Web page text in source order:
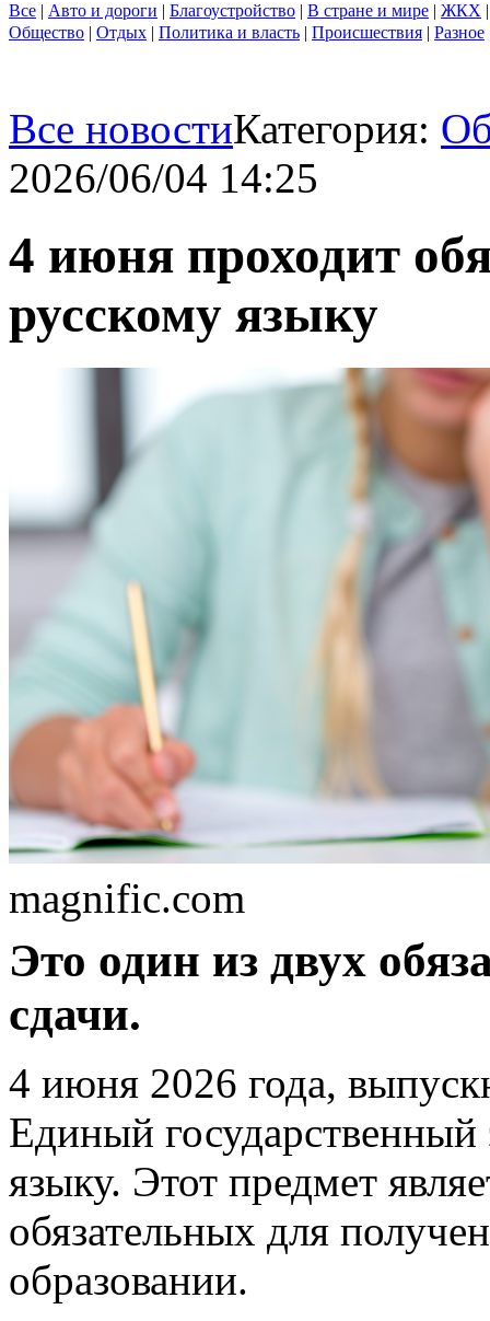
Все | Авто и дороги | Благоустройство | В стране и мире | ЖКХ
Общество | Отдых | Политика и власть | Происшествия | Разное
Все новостиКатегория:
2026/06/04 14:25
4 июня проходит
русскому языку
magnific.com
Это один из двух
сдачи.
4 июня 2026 года,
Единый
языку. Этот предмет
обязательных для
образовании.